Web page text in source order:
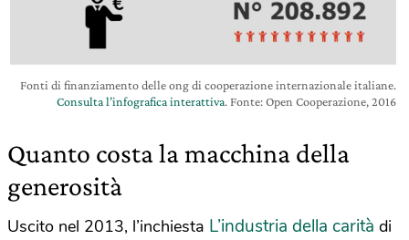
Fonti di finanziamento delle ong di cooperazione internazionale italiane.
Consulta l’infografica interattiva. Fonte: Open Cooperazione, 2016
Quanto costa la macchina della
generosità
Uscito nel 2013, l’inchiesta L’industria della carità di